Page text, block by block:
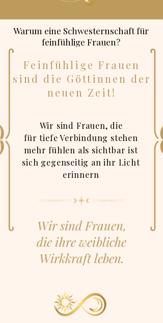
Feinfühlige Frauen
sind die Göttinnen der
neuen Zeit!
Warum eine Schwesternschaft für
feinfühlige Frauen?
Wir sind Frauen, die
für tiefe Verbindung stehen
mehr fühlen als sichtbar ist
sich gegenseitig an ihr Licht
erinnern
Wir sind Frauen,
die ihre weibliche
Wirkkraft leben.​